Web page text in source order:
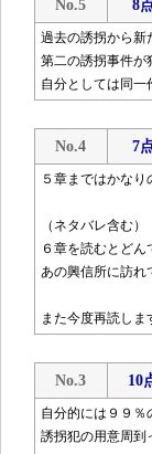
No.5 8
過去の誘拐から新
第二の誘拐事件が
自分としては同一
No.4 7
５章まではかなり
（ネタバレ含む）
６章を読むとどん
あの興信所に訪れ
また今度再読しま
No.3 10
自分的には９９％
誘拐犯の用意周到